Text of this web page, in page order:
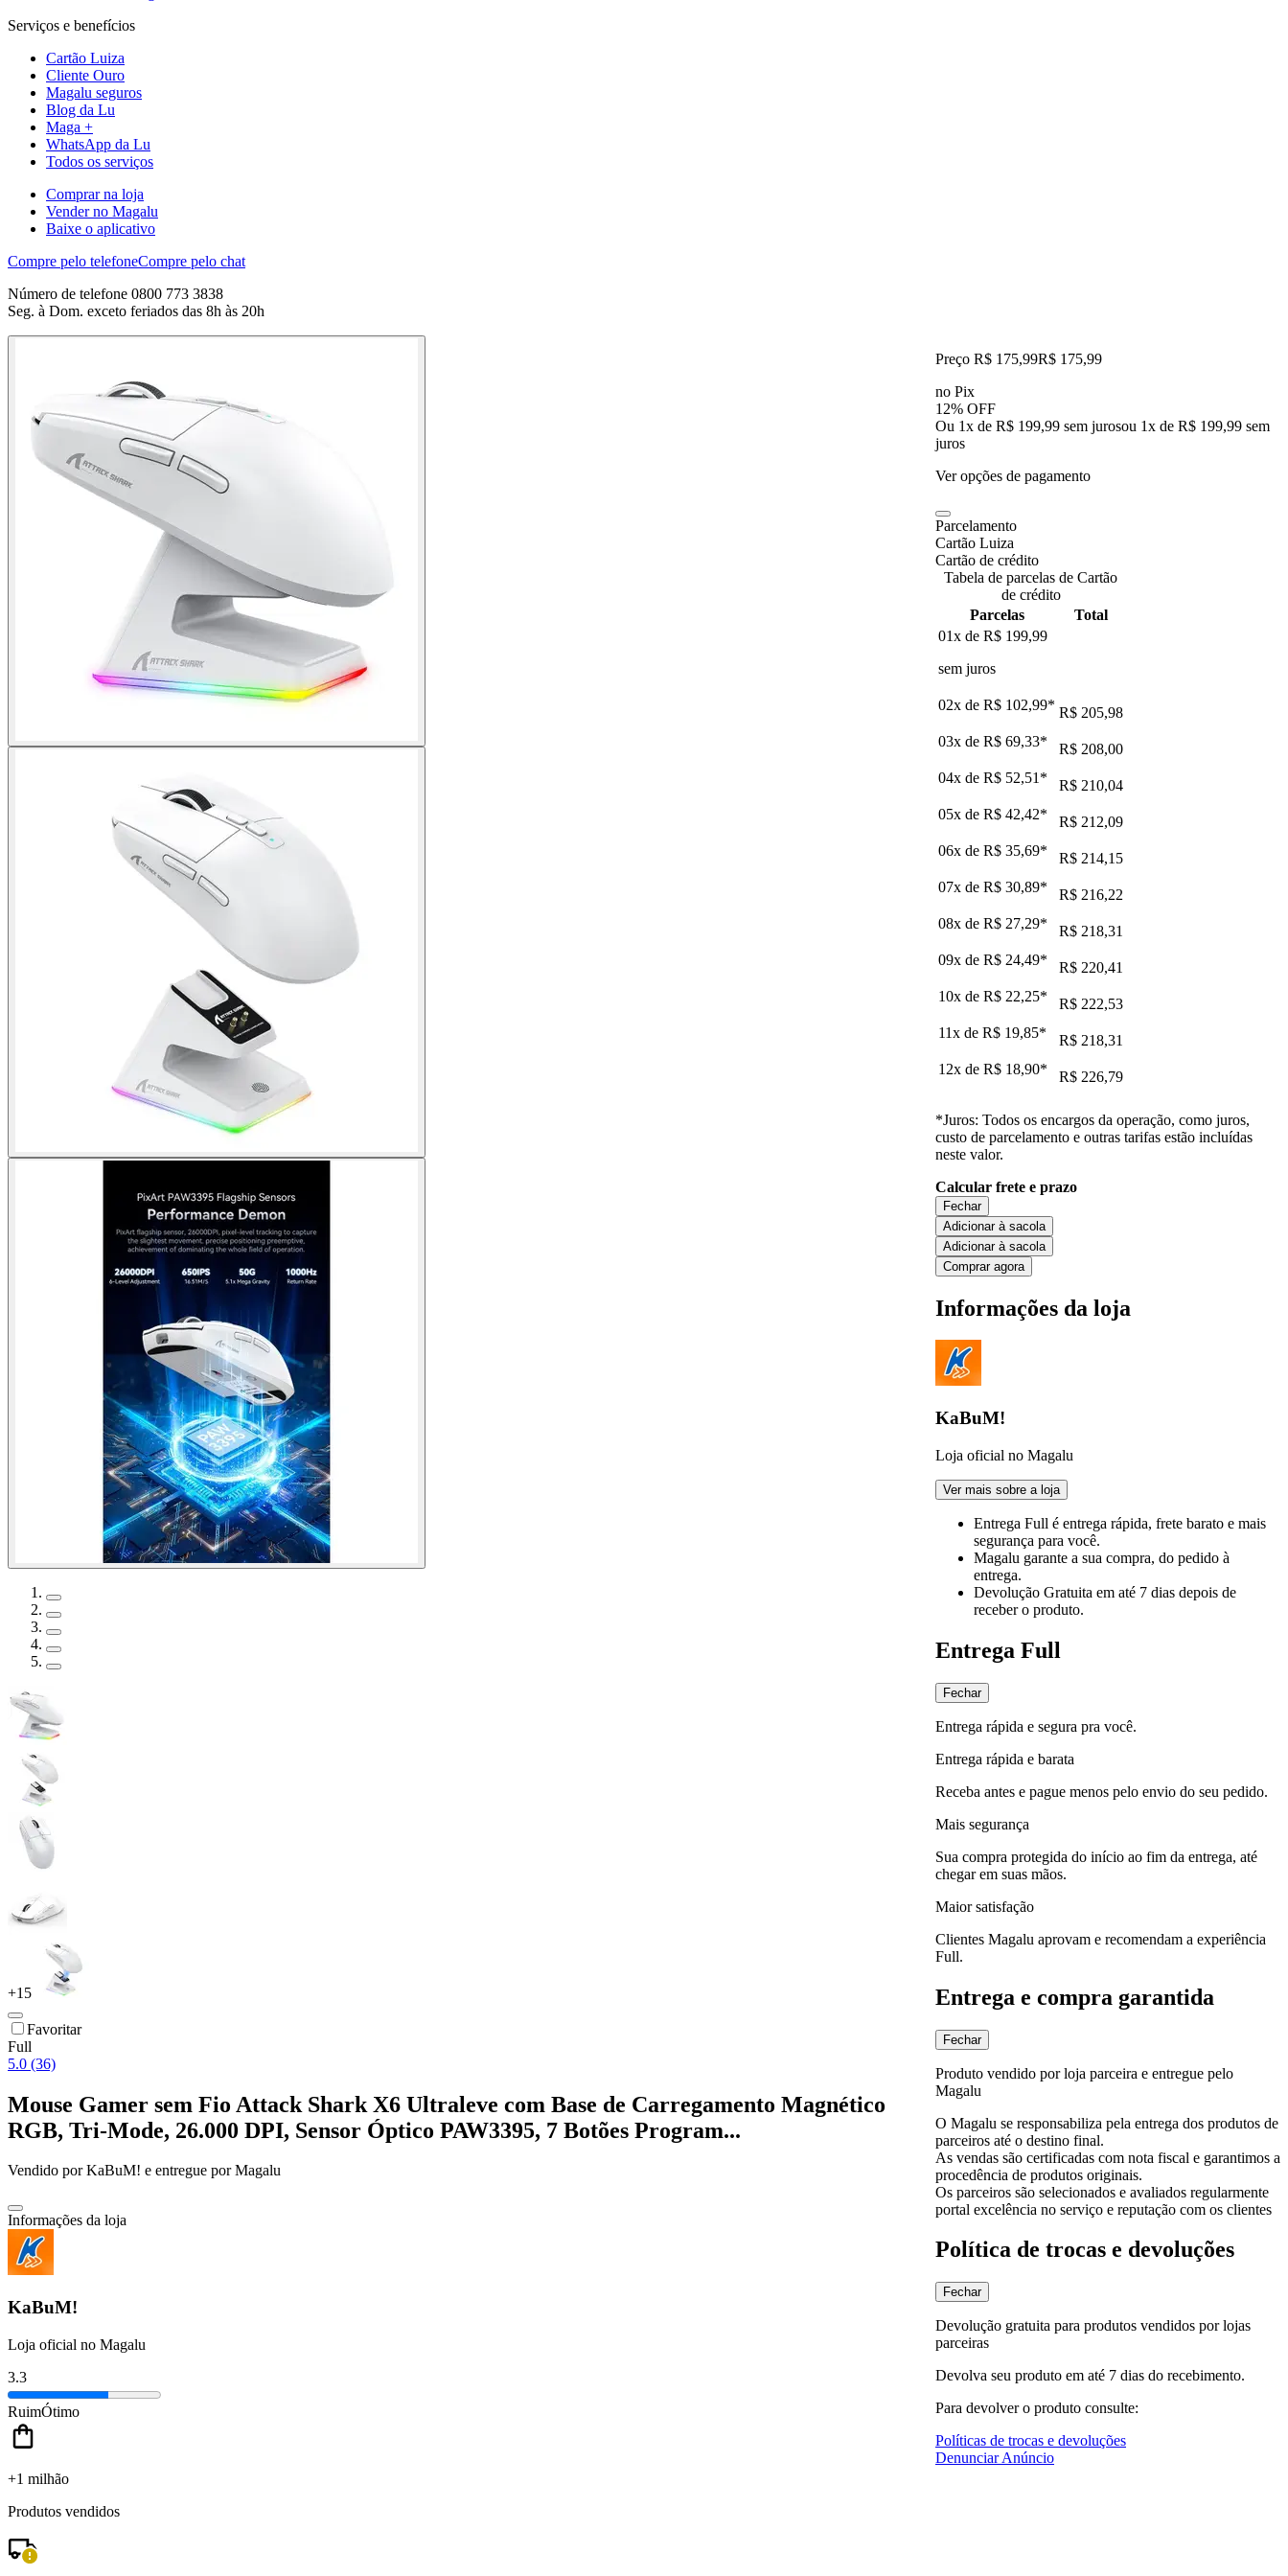
Serviços e benefícios
Cartão Luiza
Cliente Ouro
Magalu seguros
Blog da Lu
Maga +
WhatsApp da Lu
Todos os serviços
Comprar na loja
Vender no Magalu
Baixe o aplicativo
Compre pelo telefoneCompre pelo chat
Número de telefone 0800 773 3838
Seg. à Dom. exceto feriados das 8h às 20h
+15
Favoritar
Full
5.0 (36)
Mouse Gamer sem Fio Attack Shark X6 Ultraleve com Base de Carregamento Magnético
RGB, Tri-Mode, 26.000 DPI, Sensor Óptico PAW3395, 7 Botões Program...
Vendido porKaBuM! e entregue por Magalu
Informações da loja
KaBuM!
Loja oficial no Magalu
3.3
RuimÓtimo
+1 milhão
Produtos vendidos
Preço R$ 175,99R$ 175,99
no Pix
12% OFF
Ou 1x de R$ 199,99 sem jurosou 1x de R$ 199,99 sem
juros
Ver opções de pagamento
Parcelamento
Cartão Luiza
Cartão de crédito
Tabela de parcelas de Cartão
de crédito
Parcelas
Total
01x de R$ 199,99
sem juros
02x de R$ 102,99* R$ 205,98
03x de R$ 69,33*
R$ 208,00
04x de R$ 52,51 *
R$ 210,04
05x de R$ 42,42*
R$ 212,09
06x de R$ 35,69*
R$ 214,15
07x de R$ 30,89*
R$ 216,22
08x de R$ 27,29*
R$ 218,31
09x de R$ 24,49*
R$ 220,41
10x de R$ 22,25*
R$ 222,53
11x de R$ 19,85*
R$ 218,31
12x de R$ 18,90* R$ 226,79
*Juros: Todos os encargos da operação, como juros,
custo de parcelamento e outras tarifas estão incluídas
neste valor.
Calcular frete e prazo
Fechar
Adicionar à sacola
Adicionar à sacola
Comprar agora
Informações da loja
KaBuM!
Loja oficial no Magalu
Ver mais sobre a loja
Entrega Full é entrega rápida, frete barato e mais
segurança para você.
Magalu garante a sua compra, do pedido à
entrega.
Devolução Gratuita em até 7 dias depois de
receber o produto.
Entrega Full
Fechar
Entrega rápida e segura pra você.
Entrega rápida e barata
Receba antes e pague menos pelo envio do seu pedido.
Mais segurança
Sua compra protegida do início ao fim da entrega, até
chegar em suas mãos.
Maior satisfação
Clientes Magalu aprovam e recomendam a experiência
Full.
Entrega e compra garantida
Fechar
Produto vendido por loja parceira e entregue pelo
Magalu
O Magalu se responsabiliza pela entrega dos produtos de
parceiros até o destino final.
As vendas são certificadas com nota fiscal e garantimos a
procedência de produtos originais.
Os parceiros são selecionados e avaliados regularmente
portal excelência no serviço e reputação com os clientes
Política de trocas e devoluções
Fechar
Devolução gratuita para produtos vendidos por lojas
parceiras
Devolva seu produto em até 7 dias do recebimento.
Para devolver o produto consulte:
Políticas de trocas e devoluções
Denunciar Anúncio